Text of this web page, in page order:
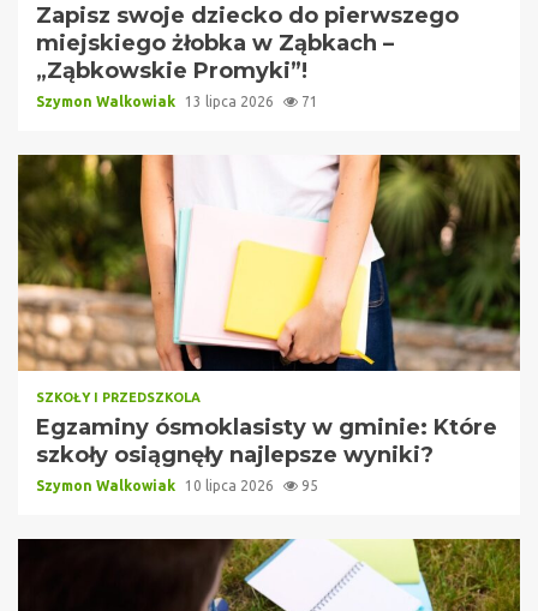
Zapisz swoje dziecko do pierwszego
miejskiego żłobka w Ząbkach –
„Ząbkowskie Promyki”!
Szymon Walkowiak 13 lipca 2026 71
SZKOŁY I PRZEDSZKOLA
Egzaminy ósmoklasisty w gminie: Które
szkoły osiągnęły najlepsze wyniki?
Szymon Walkowiak 10 lipca 2026 95